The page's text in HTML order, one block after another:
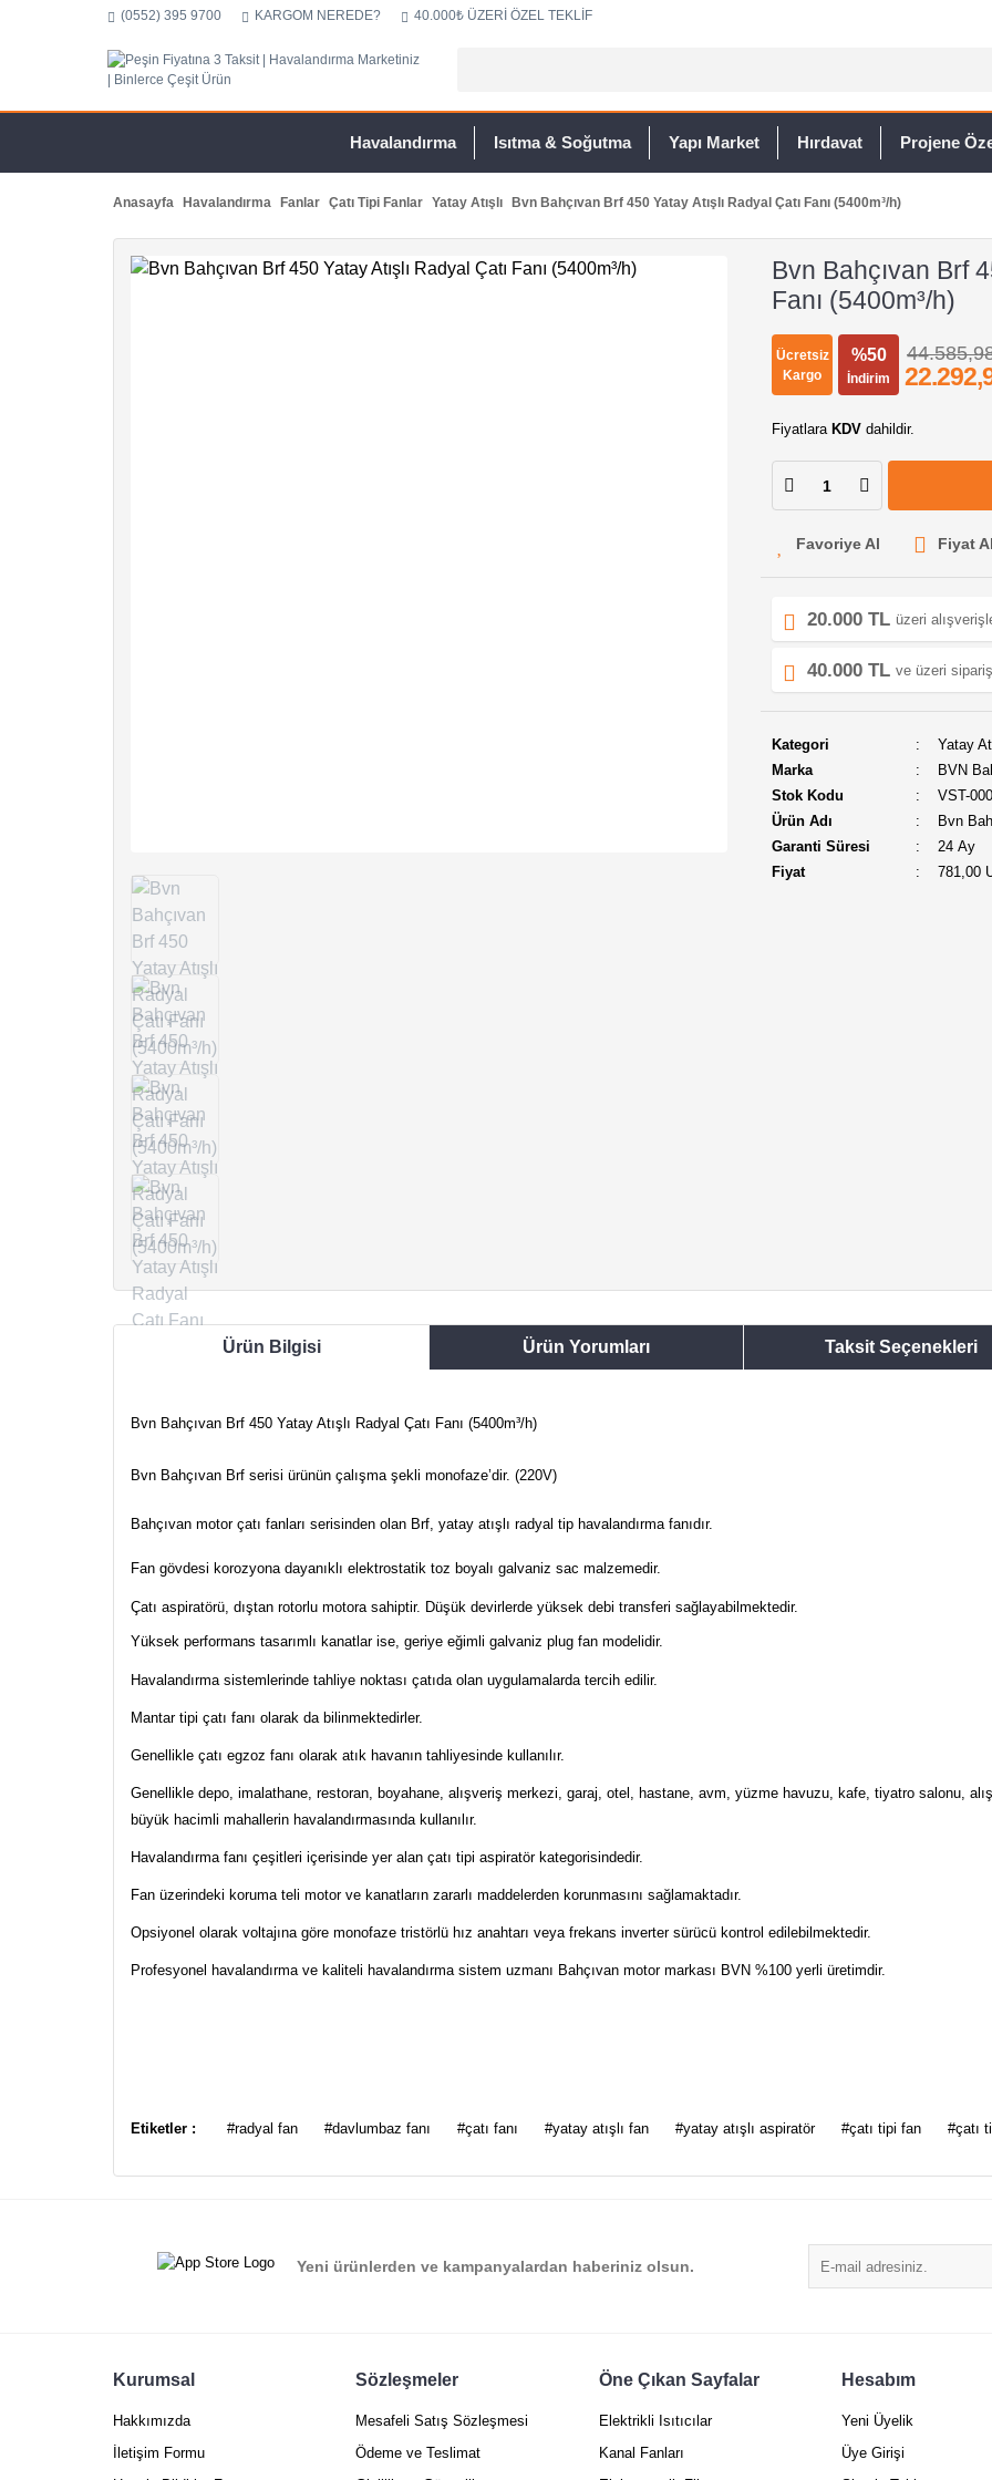
(0552) 395 9700 KARGOM NEREDE? 40.000₺ ÜZERİ ÖZEL TEKLİF
Havalandırma Isıtma & Soğutma Yapı Market Hırdavat Projene
Anasayfa Havalandırma Fanlar Çatı Tipi Fanlar Yatay Atışlı Bvn Bahçıvan Brf 450 Yatay Atışlı Radyal Çatı Fanı (5400m³/h)
Bvn Bahçıvan Brf
Fanı (5400m³/h)
Ücretsiz
Kargo
%50
İndirim
Fiyatlara KDV dahildir.
Fiyat
20.000 TL üzeri
40.000 TL ve üzeri
Kategori
Yatay
Marka
BVN
Stok Kodu
VST-
Ürün Adı
Bvn
Garanti Süresi
24 Ay
Fiyat
781,00
Ürün Bilgisi Ürün Yorumları Taksit Seçenekleri
Bvn Bahçıvan Brf 450 Yatay Atışlı Radyal Çatı Fanı (5400m³/h)
Bvn Bahçıvan Brf serisi ürünün çalışma şekli monofaze’dir. (220V)
Bahçıvan motor çatı fanları serisinden olan Brf, yatay atışlı radyal tip havalandırma fanıdır.
Fan gövdesi korozyona dayanıklı elektrostatik toz boyalı galvaniz sac malzemedir.
Çatı aspiratörü, dıştan rotorlu motora sahiptir. Düşük devirlerde yüksek debi transferi sağlayabilmektedir.
Yüksek performans tasarımlı kanatlar ise, geriye eğimli galvaniz plug fan modelidir.
Havalandırma sistemlerinde tahliye noktası çatıda olan uygulamalarda tercih edilir.
Mantar tipi çatı fanı olarak da bilinmektedirler.
Genellikle çatı egzoz fanı olarak atık havanın tahliyesinde kullanılır.
Genellikle depo, imalathane, restoran, boyahane, alışveriş merkezi, garaj, otel, hastane, avm, yüzme havuzu, kafe, tiyatro salonu,
büyük hacimli mahallerin havalandırmasında kullanılır.
Havalandırma fanı çeşitleri içerisinde yer alan çatı tipi aspiratör kategorisindedir.
Fan üzerindeki koruma teli motor ve kanatların zararlı maddelerden korunmasını sağlamaktadır.
Opsiyonel olarak voltajına göre monofaze tristörlü hız anahtarı veya frekans inverter sürücü kontrol edilebilmektedir.
Profesyonel havalandırma ve kaliteli havalandırma sistem uzmanı Bahçıvan motor markası BVN %100 yerli üretimdir.
Bu ürüne ilk yorumu siz yapın!
Ürün resmi kalitesiz, bozuk veya görüntülenemiyor.
Ürün fiyatı diğer sitelerden daha pahalı.
Etiketler : #radyal fan #davlumbaz fanı #çatı fanı #yatay atışlı fan #yatay atışlı aspiratör #çatı tipi fan #çatı
Yeni ürünlerden ve kampanyalardan haberiniz olsun.
Kurumsal
Hakkımızda
İletişim Formu
Sözleşmeler
Mesafeli Satış Sözleşmesi
Ödeme ve Teslimat
Öne Çıkan Sayfalar
Elektrikli Isıtıcılar
Kanal Fanları
Hesabım
Yeni Üyelik
Üye Girişi